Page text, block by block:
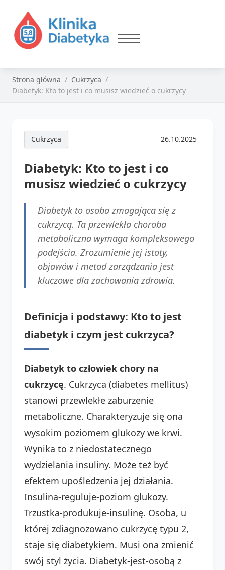
Strona główna
Cukrzyca
Diabetyk: Kto to jest i co musisz wiedzieć o cukrzycy
Cukrzyca 26.10.2025
Diabetyk: Kto to jest i co
musisz wiedzieć o cukrzycy
Diabetyk to osoba zmagająca się z
cukrzycą. Ta przewlekła choroba
metaboliczna wymaga kompleksowego
podejścia. Zrozumienie jej istoty,
objawów i metod zarządzania jest
kluczowe dla zachowania zdrowia.
Definicja i podstawy: Kto to jest
diabetyk i czym jest cukrzyca?
Diabetyk to człowiek chory na
cukrzycę. Cukrzyca (diabetes mellitus)
stanowi przewlekłe zaburzenie
metaboliczne. Charakteryzuje się ona
wysokim poziomem glukozy we krwi.
Wynika to z niedostatecznego
wydzielania insuliny. Może też być
efektem upośledzenia jej działania.
Insulina-reguluje-poziom glukozy.
Trzustka-produkuje-insulinę. Osoba, u
której zdiagnozowano cukrzycę typu 2,
staje się diabetykiem. Musi ona zmienić
swój styl życia. Diabetyk-jest-osobą z